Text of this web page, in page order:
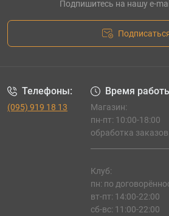
Подпишитесь на нашу e-
Телефоны:
(095) 919 18 13
Время
Магазин:
пн-пт: 10:00-18:00
обработка заказов
Клуб:
пн: по
вт-пт: 14:00-22:00
сб-вс: 11:00-22:00